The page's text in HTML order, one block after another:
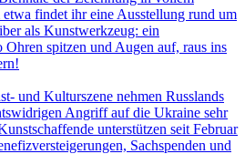
findet ihr eine Ausstellung rund um
als Kunstwerkzeug: ein
Ohren spitzen und Augen auf, raus ins
und Kulturszene nehmen Russlands
Angriff auf die Ukraine sehr
unterstützen seit Februar
Sachspenden und